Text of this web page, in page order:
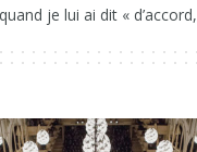
quand je lui ai dit « d’accord,